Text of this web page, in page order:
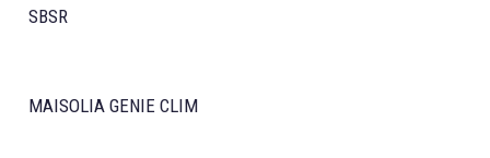
SBSR
MAISOLIA GENIE CLIM